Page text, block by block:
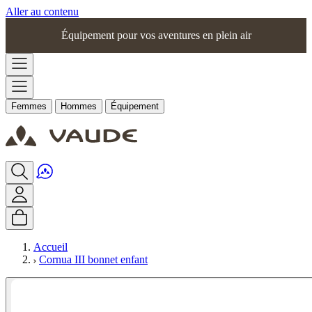
Aller au contenu
Équipement pour vos aventures en plein air
Femmes Hommes Équipement
Accueil
Cornua III bonnet enfant